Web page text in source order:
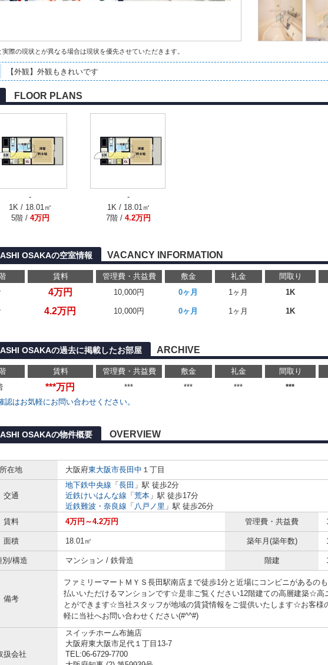
際の現状とが異なる場合は現状を優先させていただきます。
【外観】外観もきれいです
FLOOR PLANS
-
1K / 18.01㎡
5階 / 4万円
-
1K / 18.01㎡
7階 / 4.2万円
OSAKAの空室情報 VACANCY INFORMATION
賃料 管理費・共益費 敷金 礼金 間取り
4万円 10,000円 0ヶ月 1ヶ月 1K
4.2万円 10,000円 0ヶ月 1ヶ月 1K
OSAKAの過去に掲載したお部屋 ARCHIVE
賃料 管理費・共益費 敷金 礼金 間取り
***万円 *** *** *** ***
認はお気軽にお問い合わせください。
OSAKAの物件概要 OVERVIEW
所在地
大阪府東大阪市長田中 １丁目
交通
地下鉄中央線 「 長田 」駅 徒歩2分
近鉄けいはんな線 「 荒本 」駅 徒歩17分
近鉄難波・奈良線 「 八戸ノ里 」駅 徒歩26分
賃料
4万円～4.2万円 管理費・共益費
面積 18.01㎡ 築年月(築年数)
別/構造 マンション / 鉄骨造 階建
備考
ファミリーマートＭＹＳ長田駅南店まで徒歩1分と近場にコンビニがあるの
払いいただけるマンションです☆是非ご覧ください12階建ての高層建築☆高
とができます☆当社スタッフが地域の賃貸情報をご提供いたします☆お客様
軽に当社へお問い合わせください(#^^#)
扱会社
スイッチホーム布施店
大阪府東大阪市足代１丁目13-7
TEL:06-6729-7700